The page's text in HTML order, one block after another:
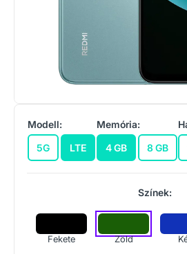
Modell:
5G
LTE
Memória:
4 GB
8 GB
Színek:
Fekete Zöld